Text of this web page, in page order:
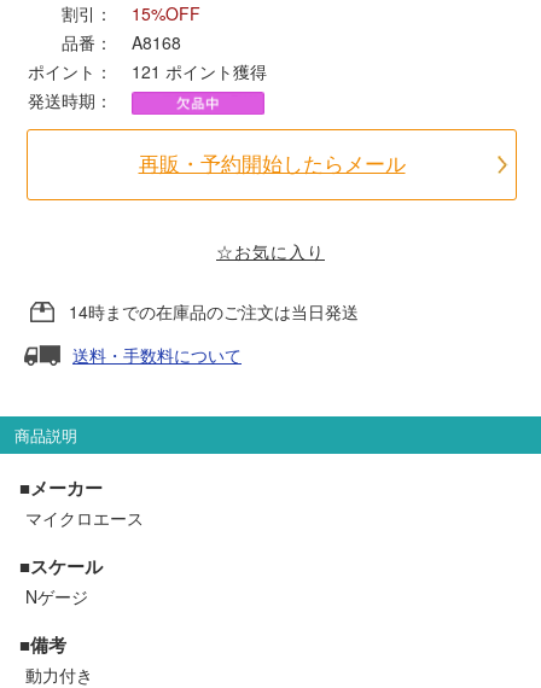
さんけい
トラムウェイ
走行エリア別 鉄道模型車両リスト
北海道・東北
中部
割引：
15%OFF
品番：
A8168
ポイント：
121 ポイント獲得
発送時期：
再販・予約開始したらメール
☆お気に入り
14時までの在庫品のご注文は当日発送
送料・手数料について
商品説明
■メーカー
マイクロエース
■スケール
Nゲージ
■備考
動力付き